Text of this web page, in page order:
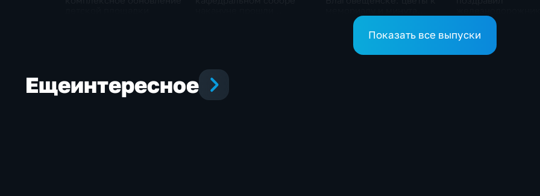
молчания
профессиональным
праздником
Показать все выпуски
Ещеинтересное